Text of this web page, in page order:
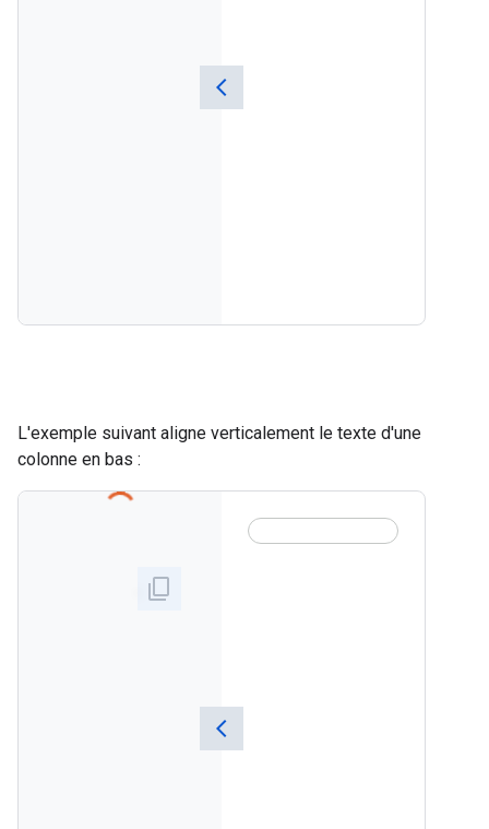
L'exemple suivant aligne verticalement le texte d'une
colonne en bas :